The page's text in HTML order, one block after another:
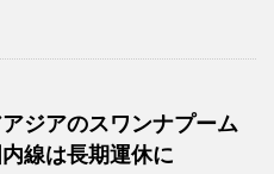
ジアのスワンナプーム
線は長期運休に